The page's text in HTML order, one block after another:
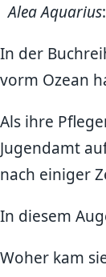
Alea Aquarius:
In der
vorm Ozean
Als ihre
Jugendamt
nach einiger
In diesem
Woher kam